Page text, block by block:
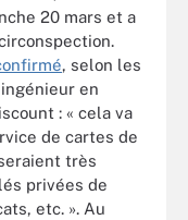
20 mars et a
, selon les
en
: « cela va
de cartes de
très
privées de
etc. ». Au